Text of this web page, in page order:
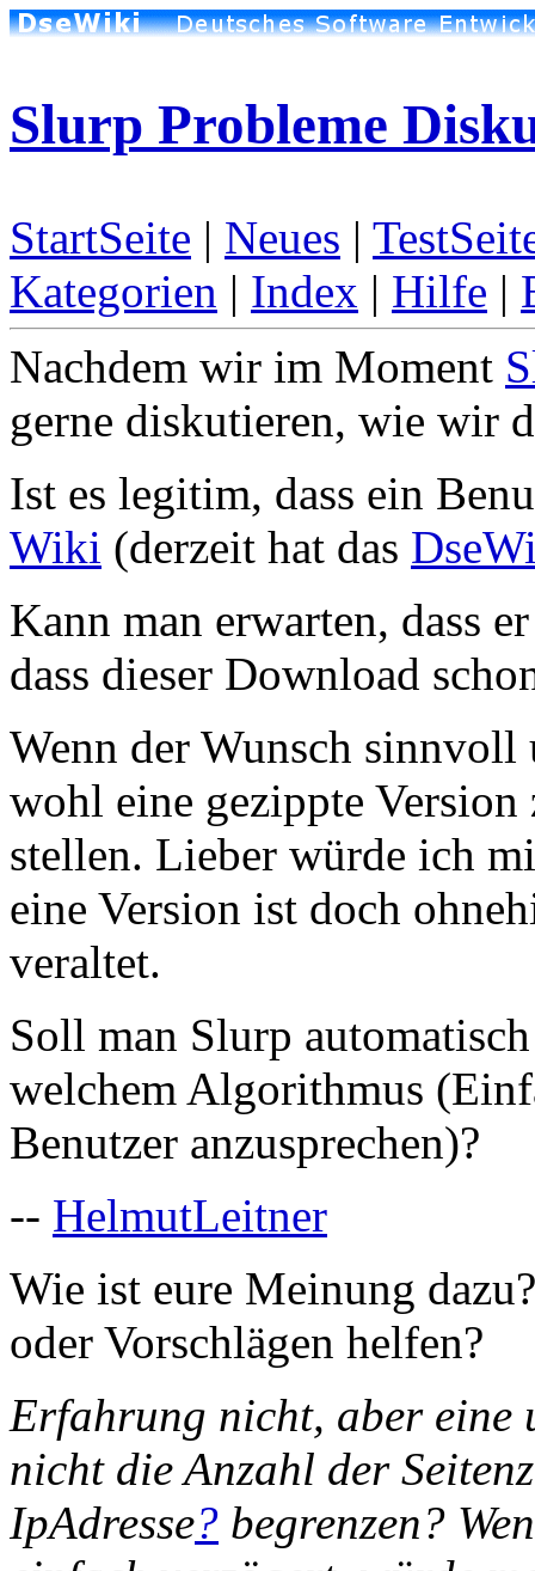
Slurp Probleme
StartSeite | Neues |
Kategorien | Index | Hilfe |
Nachdem wir im Moment
gerne diskutieren, wie wir
Ist es legitim, dass ein
Wiki (derzeit hat das
Kann man erwarten, dass
dass dieser Download
Wenn der Wunsch
wohl eine gezippte
stellen. Lieber würde ich
eine Version ist doch
veraltet.
Soll man Slurp
welchem Algorithmus
Benutzer anzusprechen)?
-- HelmutLeitner
Wie ist eure Meinung
oder Vorschlägen helfen?
Erfahrung nicht, aber eine
nicht die Anzahl der
IpAdresse? begrenzen?